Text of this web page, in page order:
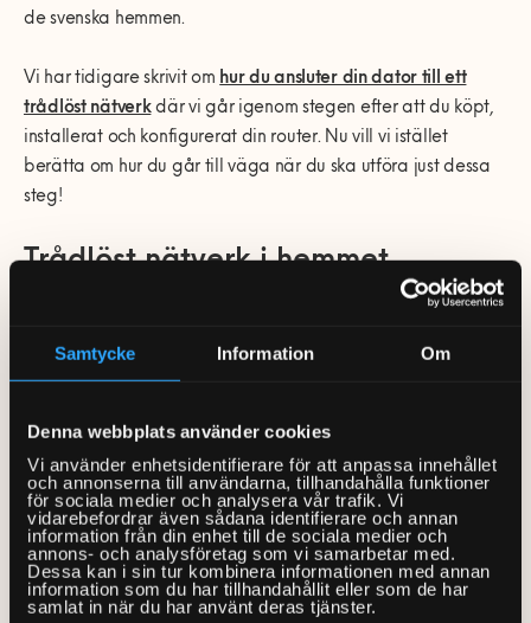
Samtycke Information Om
Denna webbplats använder cookies
Vi använder enhetsidentifierare för att anpassa innehållet
och annonserna till användarna, tillhandahålla funktioner
för sociala medier och analysera vår trafik. Vi
vidarebefordrar även sådana identifierare och annan
information från din enhet till de sociala medier och
annons- och analysföretag som vi samarbetar med.
Dessa kan i sin tur kombinera informationen med annan
information som du har tillhandahållit eller som de har
samlat in när du har använt deras tjänster.
de svenska hemmen.
Vi har tidigare skrivit om hur du ansluter din dator till ett
trådlöst nätverkdär vi går igenom stegen efter att du köpt,
installerat och konfigurerat din router. Nu vill vi istället
berätta om hur du går till väga när du ska utföra just dessa
steg!
Trådlöst nätverk i hemmet
brukar gå på bara ett par minuter. Nedan beskriver vi steg
för steg hur du går till väga.
Börja med att införskaffa en router med inbyggt wifi.
Beroende på dina behov och hur lång du vill att ditt
internet ska nå finns det flera olika modeller att välja
bland.
Anslut routern till väggens internetuttag med hjälp av
nätverkskabeln. Kabeln ska gå mellan vägguttaget och
routerns inkommande WAN-port.
Koppla in strömadaptern i routern och vägguttaget, om